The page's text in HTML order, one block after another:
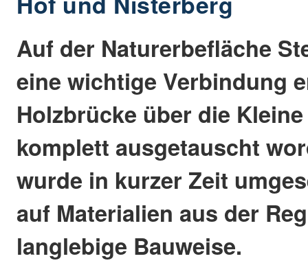
Auf der Naturerbefläche
eine wichtige Verbindung
Holzbrücke über die
komplett ausgetauscht
wurde in kurzer Zeit
auf Materialien aus der
langlebige Bauweise.